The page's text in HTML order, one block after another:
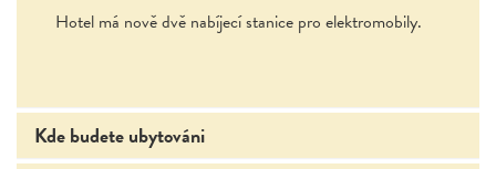
Hotel má nově dvě nabíjecí stanice pro elektromobily.
Kde budete ubytováni